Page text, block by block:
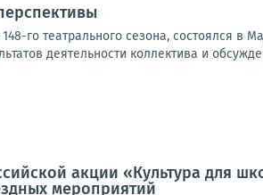
го театрального сезона, состоялся в
деятельности коллектива и
акции «Культура для
мероприятий